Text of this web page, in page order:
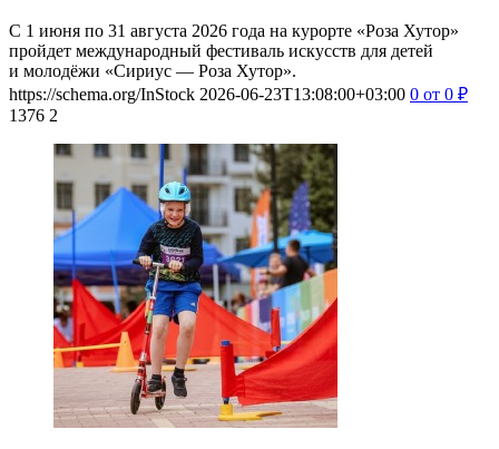
С 1 июня по 31 августа 2026 года на курорте «Роза Хутор»
пройдет международный фестиваль искусств для детей
и молодёжи «Сириус — Роза Хутор».
https://schema.org/InStock 2026-06-23T13:08:00+03:00 0 от 0 ₽
1376 2